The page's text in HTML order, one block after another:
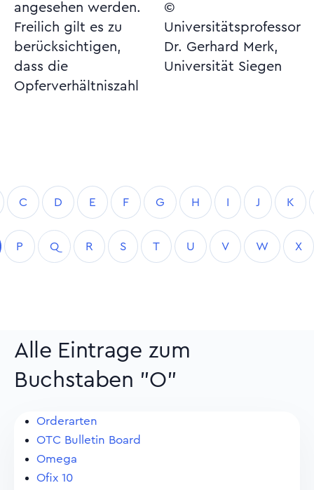
angesehen werden.
Freilich gilt es zu
berücksichtigen,
dass die
Opferverhältniszahl
©
Universitätsprofessor
Dr. Gerhard Merk,
Universität Siegen
C D E F G H I J K
P Q R S T U V W X
Alle Eintrage zum
Buchstaben "O"
Orderarten
OTC Bulletin Board
Omega
Ofix 10